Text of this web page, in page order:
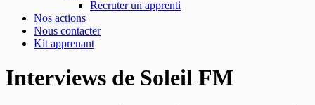
Recruter un apprenti
Nos actions
Nous contacter
Kit apprenant
Interviews de Soleil FM